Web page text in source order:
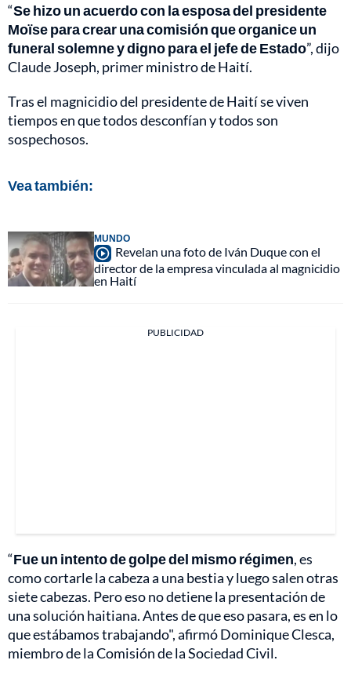
“Se hizo un acuerdo con la esposa del presidente
Moïse para crear una comisión que organice un
funeral solemne y digno para el jefe de Estado”, dijo
Claude Joseph, primer ministro de Haití.
Tras el magnicidio del presidente de Haití se viven
tiempos en que todos desconfían y todos son
sospechosos.
Vea también:
MUNDO
Revelan una foto de Iván Duque con el
director de la empresa vinculada al magnicidio
en Haití
PUBLICIDAD
“Fue un intento de golpe del mismo régimen, es
como cortarle la cabeza a una bestia y luego salen otras
siete cabezas. Pero eso no detiene la presentación de
una solución haitiana. Antes de que eso pasara, es en lo
que estábamos trabajando", afirmó Dominique Clesca,
miembro de la Comisión de la Sociedad Civil.